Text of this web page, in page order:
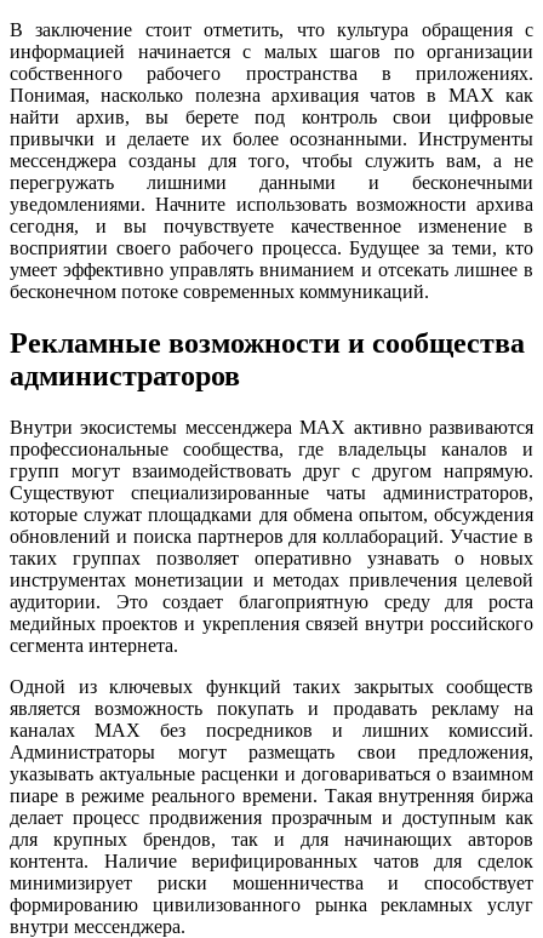
В заключение стоит отметить, что культура обращения с
информацией начинается с малых шагов по организации
собственного рабочего пространства в приложениях.
Понимая, насколько полезна архивация чатов в MAX как
найти архив, вы берете под контроль свои цифровые
привычки и делаете их более осознанными. Инструменты
мессенджера созданы для того, чтобы служить вам, а не
перегружать лишними данными и бесконечными
уведомлениями. Начните использовать возможности архива
сегодня, и вы почувствуете качественное изменение в
восприятии своего рабочего процесса. Будущее за теми, кто
умеет эффективно управлять вниманием и отсекать лишнее в
бесконечном потоке современных коммуникаций.
Рекламные возможности и сообщества
администраторов
Внутри экосистемы мессенджера MAX активно развиваются
профессиональные сообщества, где владельцы каналов и
групп могут взаимодействовать друг с другом напрямую.
Существуют специализированные чаты администраторов,
которые служат площадками для обмена опытом, обсуждения
обновлений и поиска партнеров для коллабораций. Участие в
таких группах позволяет оперативно узнавать о новых
инструментах монетизации и методах привлечения целевой
аудитории. Это создает благоприятную среду для роста
медийных проектов и укрепления связей внутри российского
сегмента интернета.
Одной из ключевых функций таких закрытых сообществ
является возможность покупать и продавать рекламу на
каналах MAX без посредников и лишних комиссий.
Администраторы могут размещать свои предложения,
указывать актуальные расценки и договариваться о взаимном
пиаре в режиме реального времени. Такая внутренняя биржа
делает процесс продвижения прозрачным и доступным как
для крупных брендов, так и для начинающих авторов
контента. Наличие верифицированных чатов для сделок
минимизирует риски мошенничества и способствует
формированию цивилизованного рынка рекламных услуг
внутри мессенджера.